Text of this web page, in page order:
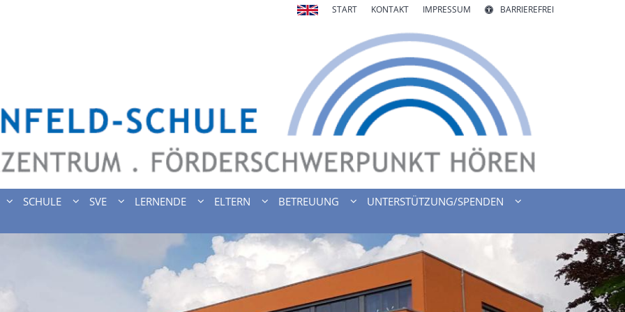
START KONTAKT IMPRESSUM BARRIEREFREI
SCHULE SVE LERNENDE ELTERN BETREUUNG
UNTERSTÜTZUNG/SPENDEN